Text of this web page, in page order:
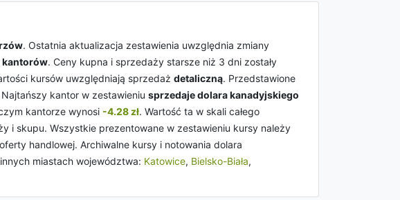
. Ostatnia aktualizacja zestawienia uwzględnia zmiany
kantorów. Ceny kupna i sprzedaży starsze niż 3 dni zostały
kursów uwzględniają sprzedaż detaliczną. Przedstawione
kantor w zestawieniu sprzedaje dolara kanadyjskiego
kantorze wynosi -4.28 zł. Wartość ta w skali całego
i skupu. Wszystkie prezentowane w zestawieniu kursy należy
handlowej. Archiwalne kursy i notowania dolara
miastach województwa: Katowice, Bielsko-Biała,